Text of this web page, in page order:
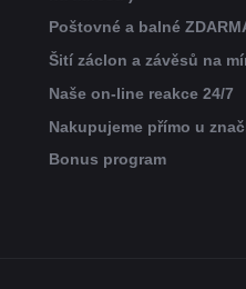
Poštovné a balné
Šití záclon a závěsů na
Naše on-line reakce 24/7
Nakupujeme přímo u
Bonus program